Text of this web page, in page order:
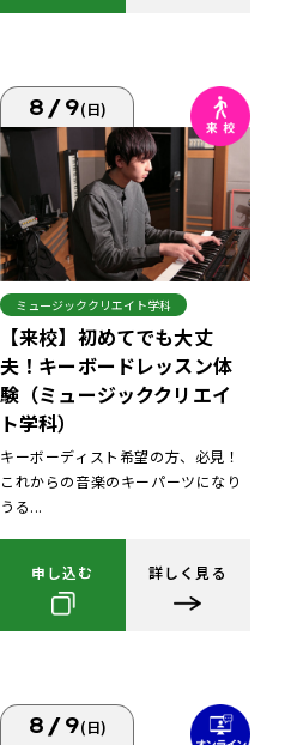
8/9(日)
ミュージッククリエイト学科
【来校】初めてでも大丈
夫！キーボードレッスン体
験（ミュージッククリエイ
ト学科）
キーボーディスト希望の方、必見！
これからの音楽のキーパーツになり
うる...
申し込む 詳しく見る
8/9(日)